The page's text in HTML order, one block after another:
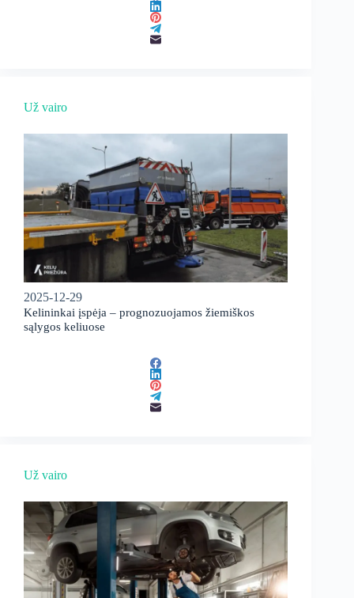
Už vairo
2025-12-29
Kelininkai įspėja – prognozuojamos žiemiškos
sąlygos keliuose
Už vairo